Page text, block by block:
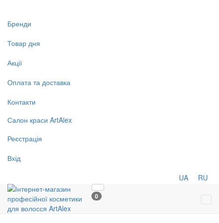
Бренди
Товар дня
Акції
Оплата та доставка
Контакти
Салон краси ArtAlex
Реєстрація
Вхід
UA RU
0